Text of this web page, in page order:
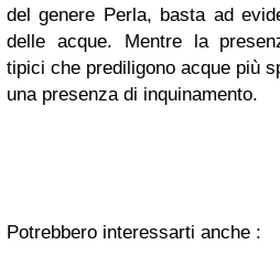
del genere Perla, basta ad
delle acque. Mentre la
tipici che prediligono acque più
una presenza di inquinamento.
Potrebbero interessarti anche :